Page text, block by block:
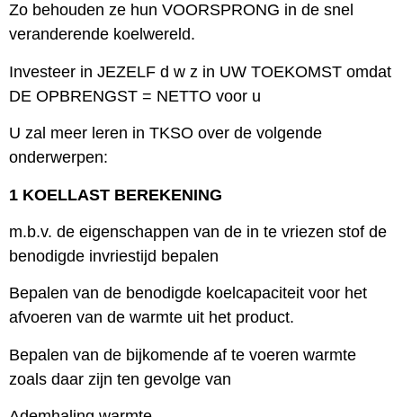
Zo behouden ze hun VOORSPRONG in de snel
veranderende koelwereld.
Investeer in JEZELF d w z in UW TOEKOMST omdat
DE OPBRENGST = NETTO voor u
U zal meer leren in TKSO over de volgende
onderwerpen:
1 KOELLAST BEREKENING
m.b.v. de eigenschappen van de in te vriezen stof de
benodigde invriestijd bepalen
Bepalen van de benodigde koelcapaciteit voor het
afvoeren van de warmte uit het product.
Bepalen van de bijkomende af te voeren warmte
zoals daar zijn ten gevolge van